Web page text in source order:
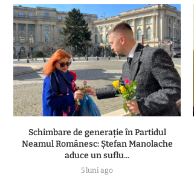
Schimbare de generație în Partidul
Neamul Românesc: Ștefan Manolache
aduce un suflu...
5 luni ago